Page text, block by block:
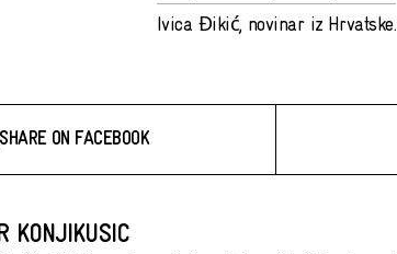
Ivica Đikić, novinar iz Hrvatske.
SHARE ON FACEBOOK
KONJIKUSIC